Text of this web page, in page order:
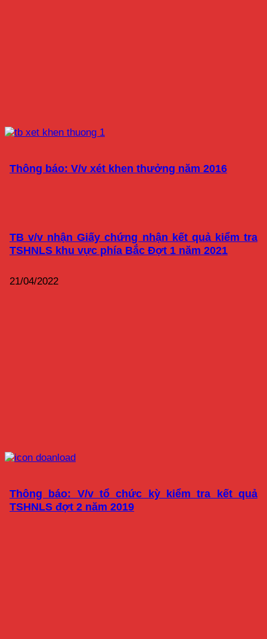
Thông báo: V/v xét khen thưởng năm 2016
TB v/v nhận Giấy chứng nhận kết quả kiểm tra
TSHNLS khu vực phía Bắc Đợt 1 năm 2021
21/04/2022
Thông báo: V/v tổ chức kỳ kiểm tra kết quả
TSHNLS đợt 2 năm 2019